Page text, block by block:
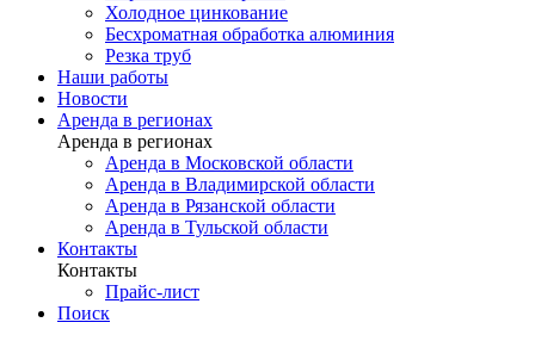
Холодное цинкование
Бесхроматная обработка алюминия
Резка труб
Наши работы
Новости
Аренда в регионах
Аренда в регионах
Аренда в Московской области
Аренда в Владимирской области
Аренда в Рязанской области
Аренда в Тульской области
Контакты
Контакты
Прайс-лист
Поиск